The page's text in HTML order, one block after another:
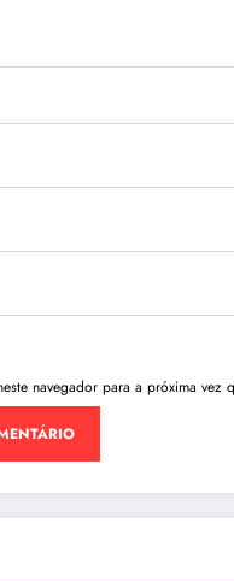
navegador para a próxima vez